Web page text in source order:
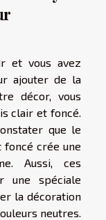
et vous avez
ajouter de la
décor, vous
clair et foncé.
que le
foncé crée une
Aussi, ces
une spéciale
la décoration
neutres.